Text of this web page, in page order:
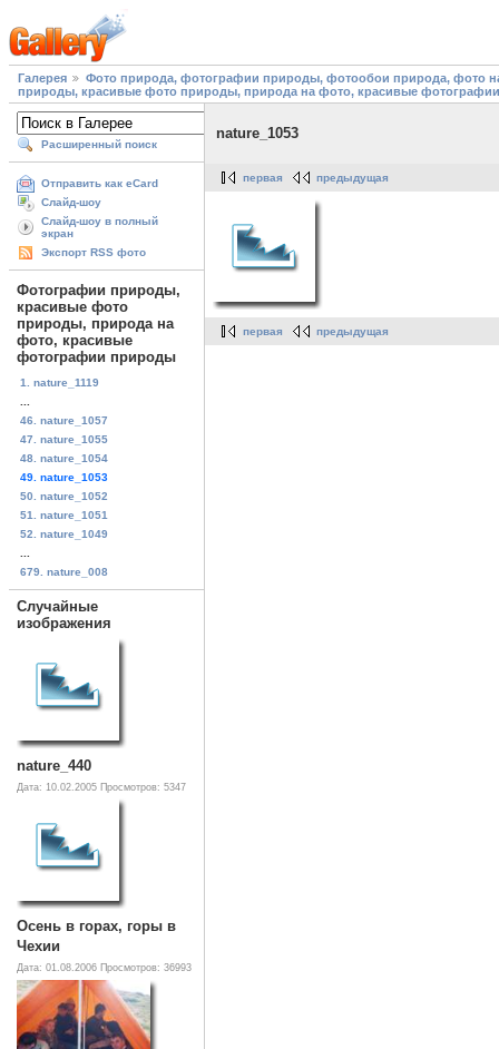
Галерея
Фото природа, фотографии природы, фотообои природа, фото
природы, красивые фото природы, природа на фото, красивые
Расширенный поиск
Отправить как eCard
Слайд-шоу
Слайд-шоу в полный
экран
Экспорт RSS фото
Фотографии природы,
красивые фото
природы, природа на
фото, красивые
фотографии природы
1. nature_1119
46. nature_1057
47. nature_1055
48. nature_1054
49. nature_1053
50. nature_1052
51. nature_1051
52. nature_1049
679. nature_008
Случайные
изображения
nature_440
Дата: 10.02.2005 Просмотров: 5347
Осень в горах, горы в
Чехии
Дата: 01.08.2006 Просмотров: 36993
nature_1053
первая предыдущая
первая предыдущая